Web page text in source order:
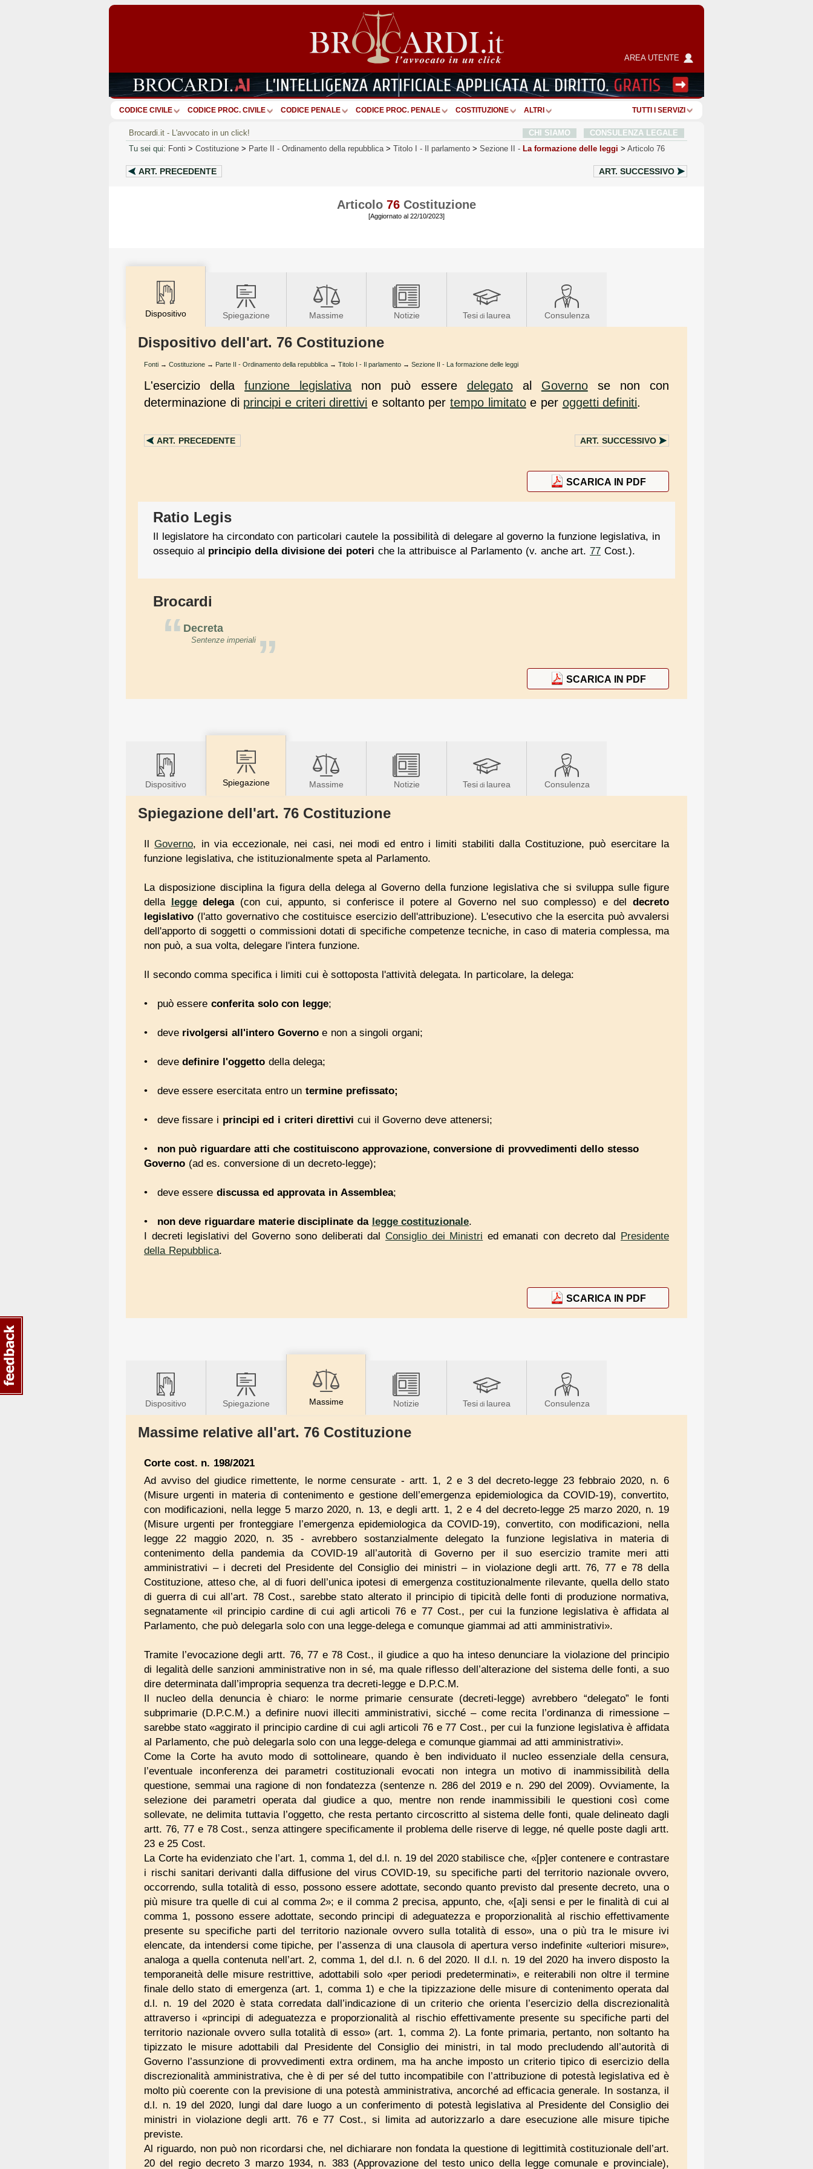
AREA UTENTE
CODICE CIVILE CODICE PROC. CIVILE CODICE PENALE CODICE PROC. PENALE COSTITUZIONE ALTRI TUTTI I SERVIZI
Brocardi.it - L'avvocato in un click! CHI SIAMO
CONSULENZA LEGALE
Tu sei qui: Fonti > Costituzione > Parte II - Ordinamento della repubblica > Titolo I - Il parlamento > Sezione II - La formazione delle leggi > Articolo 76
ART. PRECEDENTE ART. SUCCESSIVO
Articolo 76 Costituzione
[Aggiornato al 22/10/2023]
Dispositivo Spiegazione Massime Notizie Tesi di laurea Consulenza
Dispositivo dell'art. 76 Costituzione
Fonti → Costituzione → Parte II - Ordinamento della repubblica → Titolo I - Il parlamento → Sezione II - La formazione delle leggi
L'esercizio dellafunzione legislativa non può essere delegatoal Governose non con
determinazione di principi e criteri direttivi e soltanto pertempo limitatoe per oggetti definiti.
ART. PRECEDENTE ART. SUCCESSIVO
SCARICA IN PDF
Ratio Legis
Il legislatore ha circondato con particolari cautele la possibilità di delegare al governo la funzione legislativa, in
ossequio al principio della divisione dei poteri che la attribuisce al Parlamento (v. anche art.77 Cost.).
Brocardi
“ Decreta
”
Sentenze imperiali
SCARICA IN PDF
Dispositivo Spiegazione Massime Notizie Tesi di laurea Consulenza
Spiegazione dell'art. 76 Costituzione
IlGoverno, in via eccezionale, nei casi, nei modi ed entro i limiti stabiliti dalla Costituzione, può esercitare la
funzione legislativa, che istituzionalmente speta al Parlamento.
La disposizione disciplina la figura della delega al Governo della funzione legislativa che si sviluppa sulle figure
della leggedelega(con cui, appunto, si conferisce il potere al Governo nel suo complesso) e deldecreto
legislativo (l'atto governativo che costituisce esercizio dell'attribuzione). L'esecutivo che la esercita può avvalersi
dell'apporto di soggetti o commissioni dotati di specifiche competenze tecniche, in caso di materia complessa, ma
non può, a sua volta, delegare l'intera funzione.
Il secondo comma specifica i limiti cui è sottoposta l'attività delegata. In particolare, la delega:
può essere conferita solo con legge;
deve rivolgersi all'intero Governoe non a singoli organi;
devedefinire l'oggetto della delega;
deve essere esercitata entro un termine prefissato;
deve fissare i principi ed i criteri direttivi cui il Governo deve attenersi;
non può riguardare atti che costituiscono approvazione, conversione di provvedimenti dello stesso
Governo (ad es. conversione di un decreto-legge);
deve essere discussa ed approvata in Assemblea;
non deve riguardare materie disciplinate da legge costituzionale.
I decreti legislativi del Governo sono deliberati dal Consiglio dei Ministri ed emanati con decreto dal Presidente
della Repubblica.
SCARICA IN PDF
Dispositivo Spiegazione Massime Notizie Tesi di laurea Consulenza
Massime relative all'art. 76 Costituzione
Corte cost. n. 198/2021
Ad avviso del giudice rimettente, le norme censurate - artt. 1, 2 e 3 del decreto-legge 23 febbraio 2020, n. 6
(Misure urgenti in materia di contenimento e gestione dell’emergenza epidemiologica da COVID-19), convertito,
con modificazioni, nella legge 5 marzo 2020, n. 13, e degli artt. 1, 2 e 4 del decreto-legge 25 marzo 2020, n. 19
(Misure urgenti per fronteggiare l’emergenza epidemiologica da COVID-19), convertito, con modificazioni, nella
legge 22 maggio 2020, n. 35 - avrebbero sostanzialmente delegato la funzione legislativa in materia di
contenimento della pandemia da COVID-19 all’autorità di Governo per il suo esercizio tramite meri atti
amministrativi – i decreti del Presidente del Consiglio dei ministri – in violazione degli artt. 76, 77 e 78 della
Costituzione, atteso che, al di fuori dell’unica ipotesi di emergenza costituzionalmente rilevante, quella dello stato
di guerra di cui all’art. 78 Cost., sarebbe stato alterato il principio di tipicità delle fonti di produzione normativa,
segnatamente «il principio cardine di cui agli articoli 76 e 77 Cost., per cui la funzione legislativa è affidata al
Parlamento, che può delegarla solo con una legge-delega e comunque giammai ad atti amministrativi».
Tramite l’evocazione degli artt. 76, 77 e 78 Cost., il giudice a quo ha inteso denunciare la violazione del principio
di legalità delle sanzioni amministrative non in sé, ma quale riflesso dell’alterazione del sistema delle fonti, a suo
dire determinata dall’impropria sequenza tra decreti-legge e D.P.C.M.
Il nucleo della denuncia è chiaro: le norme primarie censurate (decreti-legge) avrebbero “delegato” le fonti
subprimarie (D.P.C.M.) a definire nuovi illeciti amministrativi, sicché – come recita l’ordinanza di rimessione –
sarebbe stato «aggirato il principio cardine di cui agli articoli 76 e 77 Cost., per cui la funzione legislativa è affidata
al Parlamento, che può delegarla solo con una legge-delega e comunque giammai ad atti amministrativi».
Come la Corte ha avuto modo di sottolineare, quando è ben individuato il nucleo essenziale della censura,
l’eventuale inconferenza dei parametri costituzionali evocati non integra un motivo di inammissibilità della
questione, semmai una ragione di non fondatezza (sentenze n. 286 del 2019 e n. 290 del 2009). Ovviamente, la
selezione dei parametri operata dal giudice a quo, mentre non rende inammissibili le questioni così come
sollevate, ne delimita tuttavia l’oggetto, che resta pertanto circoscritto al sistema delle fonti, quale delineato dagli
artt. 76, 77 e 78 Cost., senza attingere specificamente il problema delle riserve di legge, né quelle poste dagli artt.
23 e 25 Cost.
La Corte ha evidenziato che l’art. 1, comma 1, del d.l. n. 19 del 2020 stabilisce che, «[p]er contenere e contrastare
i rischi sanitari derivanti dalla diffusione del virus COVID-19, su specifiche parti del territorio nazionale ovvero,
occorrendo, sulla totalità di esso, possono essere adottate, secondo quanto previsto dal presente decreto, una o
più misure tra quelle di cui al comma 2»; e il comma 2 precisa, appunto, che, «[a]i sensi e per le finalità di cui al
comma 1, possono essere adottate, secondo principi di adeguatezza e proporzionalità al rischio effettivamente
presente su specifiche parti del territorio nazionale ovvero sulla totalità di esso», una o più tra le misure ivi
elencate, da intendersi come tipiche, per l’assenza di una clausola di apertura verso indefinite «ulteriori misure»,
analoga a quella contenuta nell’art. 2, comma 1, del d.l. n. 6 del 2020. Il d.l. n. 19 del 2020 ha invero disposto la
temporaneità delle misure restrittive, adottabili solo «per periodi predeterminati», e reiterabili non oltre il termine
finale dello stato di emergenza (art. 1, comma 1) e che la tipizzazione delle misure di contenimento operata dal
d.l. n. 19 del 2020 è stata corredata dall’indicazione di un criterio che orienta l’esercizio della discrezionalità
attraverso i «principi di adeguatezza e proporzionalità al rischio effettivamente presente su specifiche parti del
territorio nazionale ovvero sulla totalità di esso» (art. 1, comma 2). La fonte primaria, pertanto, non soltanto ha
tipizzato le misure adottabili dal Presidente del Consiglio dei ministri, in tal modo precludendo all’autorità di
Governo l’assunzione di provvedimenti extra ordinem, ma ha anche imposto un criterio tipico di esercizio della
discrezionalità amministrativa, che è di per sé del tutto incompatibile con l’attribuzione di potestà legislativa ed è
molto più coerente con la previsione di una potestà amministrativa, ancorché ad efficacia generale. In sostanza, il
d.l. n. 19 del 2020, lungi dal dare luogo a un conferimento di potestà legislativa al Presidente del Consiglio dei
ministri in violazione degli artt. 76 e 77 Cost., si limita ad autorizzarlo a dare esecuzione alle misure tipiche
previste.
Al riguardo, non può non ricordarsi che, nel dichiarare non fondata la questione di legittimità costituzionale dell’art.
20 del regio decreto 3 marzo 1934, n. 383 (Approvazione del testo unico della legge comunale e provinciale),